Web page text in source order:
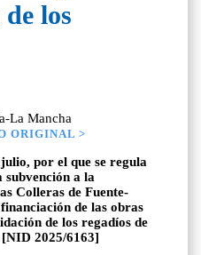
los
La Mancha
ORIGINAL >
por el que se regula
subvención a la
Colleras de Fuente-
de las obras
de los regadíos de
2025/6163]